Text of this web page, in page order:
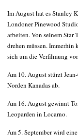
Im August hat es Stanley
Londoner Pinewood
arbeiten. Von seinem Star
drehen müssen. Immerhin
sich um die Verfilmung
Am 10. August stürzt
Norden Kanadas ab.
Am 16. August gewinnt
Leoparden in Locarno.
Am 5. September wird